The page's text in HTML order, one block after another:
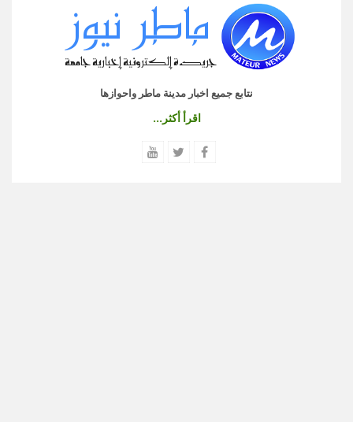
نتابع جميع اخبار مدينة ماطر واحوازها
اقرأ أكثر...